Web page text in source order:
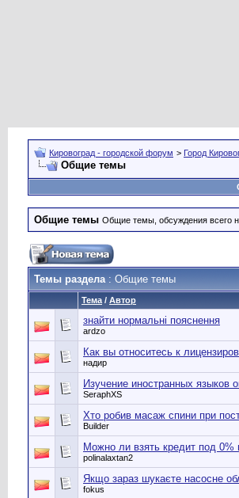
Кировоград - городской форум > Город
Общие темы
Общие темы Общие темы, обсуждения всего
Темы раздела: Общие темы
Тема / Автор
знайти нормальні пояснення
ardzo
Как вы относитесь к
надир
Изучение иностранных языков
SeraphXS
Хто робив масаж спини при
Builder
Можно ли взять кредит под
polinalaxtan2
Якщо зараз шукаєте насосне
fokus